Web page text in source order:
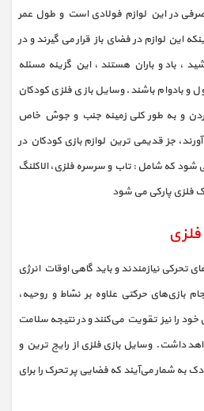
در این لوازم فولادی است و طول عمر
این لوازم در فضای باز قرار می گیرند و در
، باد و باران هستند ، این گزینه مسئله
بادوام باشند. وسایل بازی فلزی کودکان
و به طور کلی زمینه جنب و جوش خاص
جز قدیمی ترین لوازم بازی کودکان در
که شامل : تاب و سرسره فلزی، الاکلنگ
فلزی پارکی می شود
نیازمندند و باید گاهی اوقات انرژی
بازی‌های حرکتی علاوه بر نشاط و روحیه،
را نیز تقویت می‌کنند و در نتیجه سلامت
داشت. وسایل بازی فلزی از رایج ترین و
به شمار می‌آیند که فضایی پر تحرک را برای